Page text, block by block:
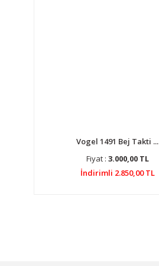
Vogel 1491 Bej Takti ...
Fiyat : 3.000,00 TL
İndirimli 2.850,00 TL